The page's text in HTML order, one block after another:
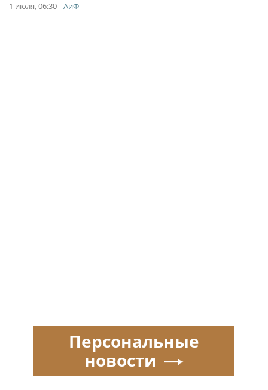
1 июля, 06:30 АиФ
Персональные
новости